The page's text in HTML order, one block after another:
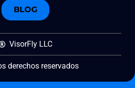
BLOG
VisorFly LLC
derechos reservados